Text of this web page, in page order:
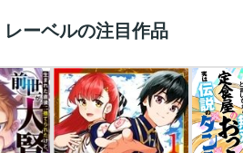
レーベルの注目作品